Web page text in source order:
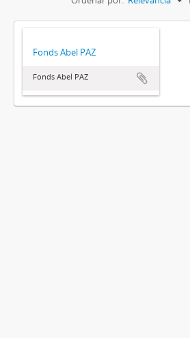
Fonds Abel PAZ
Fonds Abel PAZ